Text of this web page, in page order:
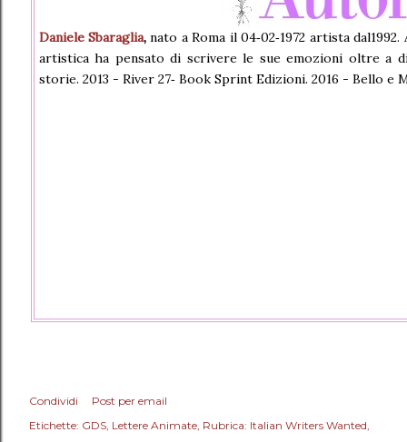
Daniele Sbaraglia, nato a Roma il 04‐02‐1972 artista
artistica ha pensato di scrivere le sue emozioni oltre a
storie. 2013 - River 27‐ Book Sprint Edizioni. 2016 - Bello e
Condividi
Post per email
Etichette: GDS Lettere Animate Rubrica: Italian Writers Wanted